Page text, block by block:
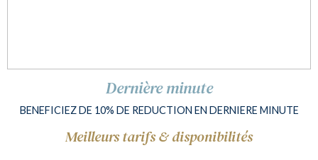
Dernière minute
BENEFICIEZ DE 10% DE REDUCTION EN DERNIERE MINUTE
Meilleurs tarifs & disponibilités